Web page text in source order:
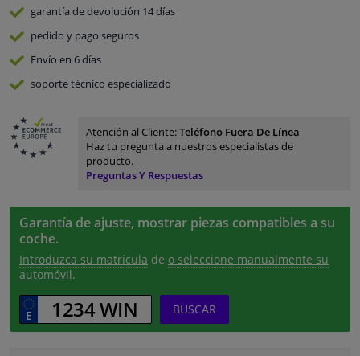
garantía de devolución 14 días
pedido y pago seguros
Envío en 6 días
soporte técnico especializado
Atención al Cliente:Teléfono Fuera De Línea
Haz tu pregunta a nuestros especialistas de
producto.
Preguntas Y Respuestas
Garantía de ajuste, mostrar piezas compatibles a su
coche.
Introduzca su matrícula de o seleccione manualmente su
automóvil.
BUSCAR